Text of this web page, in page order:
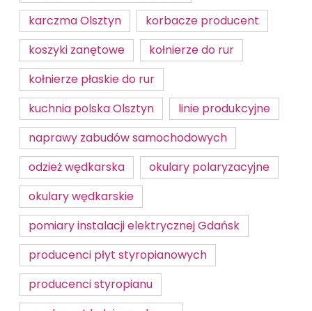
karczma Olsztyn
korbacze producent
koszyki zanętowe
kołnierze do rur
kołnierze płaskie do rur
kuchnia polska Olsztyn
linie produkcyjne
naprawy zabudów samochodowych
odzież wędkarska
okulary polaryzacyjne
okulary wędkarskie
pomiary instalacji elektrycznej Gdańsk
producenci płyt styropianowych
producenci styropianu